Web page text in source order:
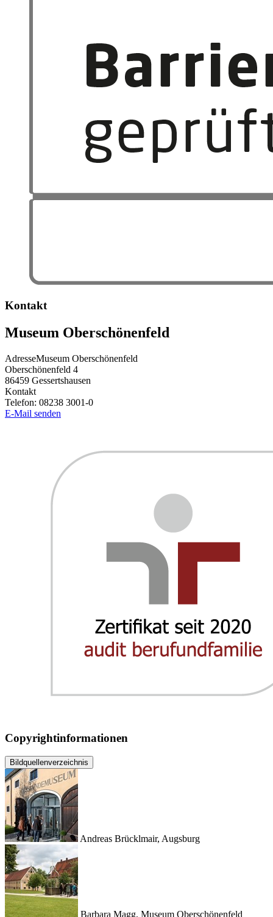
Kontakt
Museum Oberschönenfeld
AdresseMuseum Oberschönenfeld
Oberschönenfeld 4
86459 Gessertshausen
Kontakt
Telefon: 08238 3001-0
E-Mail senden
Copyrightinformationen
Bildquellenverzeichnis
Andreas Brücklmair, Augsburg
Barbara Magg, Museum Oberschönenfeld